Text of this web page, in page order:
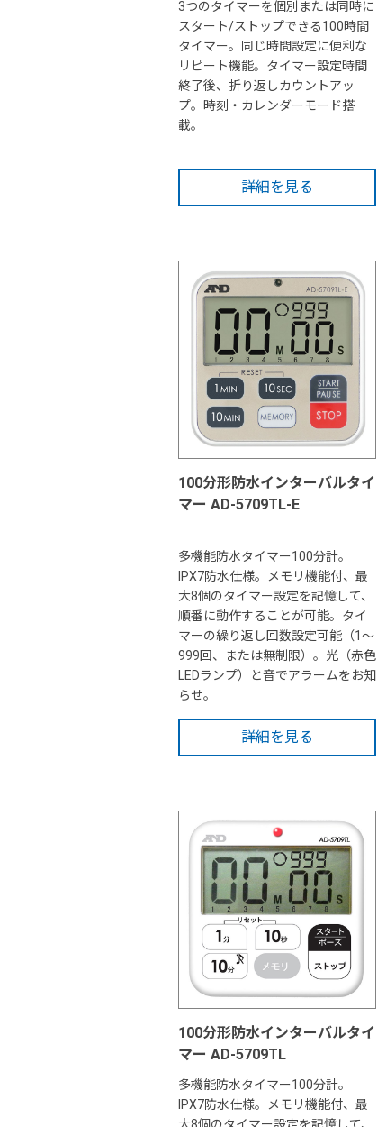
3つのタイマーを個別または同時に
スタート/ストップできる100時間
タイマー。同じ時間設定に便利な
リピート機能。タイマー設定時間
終了後、折り返しカウントアッ
プ。時刻・カレンダーモード搭
載。
詳細を見る
100分形防水インターバルタイ
マー AD-5709TL-E
多機能防水タイマー100分計。
IPX7防水仕様。メモリ機能付、最
大8個のタイマー設定を記憶して、
順番に動作することが可能。タイ
マーの繰り返し回数設定可能（1～
999回、または無制限）。光（赤色
LEDランプ）と音でアラームをお知
らせ。
詳細を見る
100分形防水インターバルタイ
マー AD-5709TL
多機能防水タイマー100分計。
IPX7防水仕様。メモリ機能付、最